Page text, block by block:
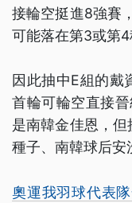
接輪空挺進8強賽
可能落在第3或第4
因此抽中E組的戴
首輪可輪空直接
是南韓金佳恩，
種子、南韓球后安
奧運我羽球代表